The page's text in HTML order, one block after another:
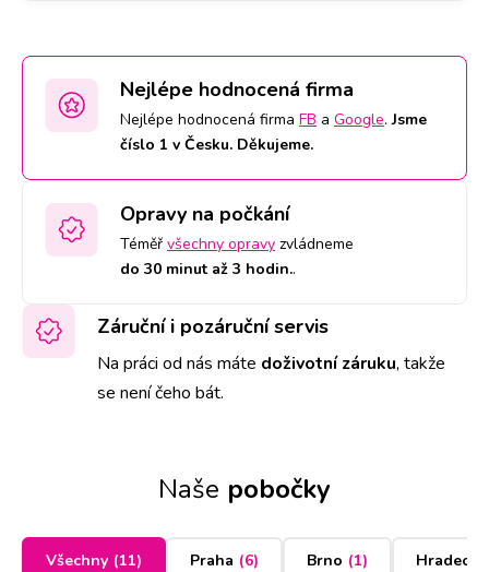
Nejlépe hodnocená firma
Nejlépe hodnocená firma FB a Google.Jsme
číslo 1 v Česku. Děkujeme.
Opravy na počkání
Téměř všechny opravy zvládneme
do 30 minut až 3 hodin..
Záruční i pozáruční servis
Na práci od nás máte doživotní záruku, takže
se není čeho bát.
Naše pobočky
Všechny (11) Praha (6) Brno (1) Hradec